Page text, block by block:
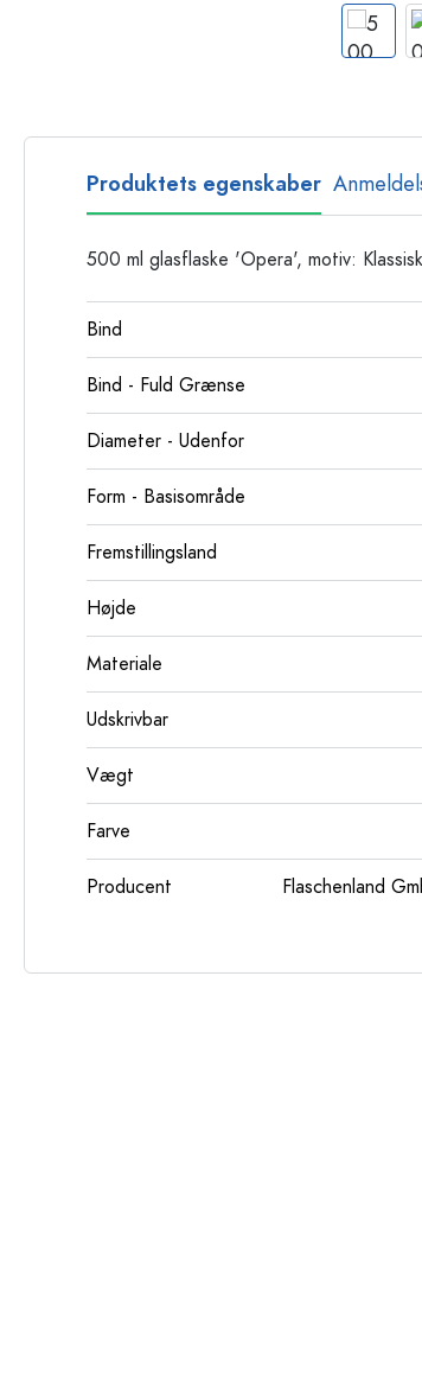
Glasflasker
Plastflasker
Produktets egenskaber
500 ml glasflaske 'Opera', motiv:
Bind
Bind - Fuld Grænse
Diameter - Udenfor
Form - Basisområde
Fremstillingsland
Højde
Materiale
Udskrivbar
Vægt
Farve
Producent
Flaschenland